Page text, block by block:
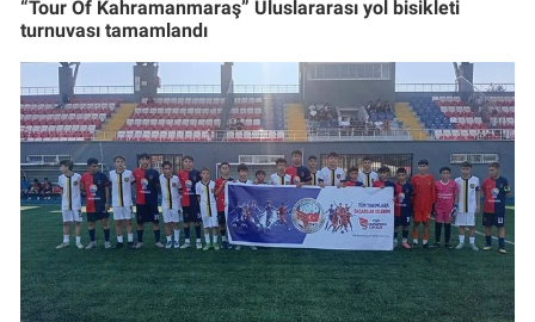
“Tour Of Kahramanmaraş” Uluslararası yol bisikleti
turnuvası tamamlandı